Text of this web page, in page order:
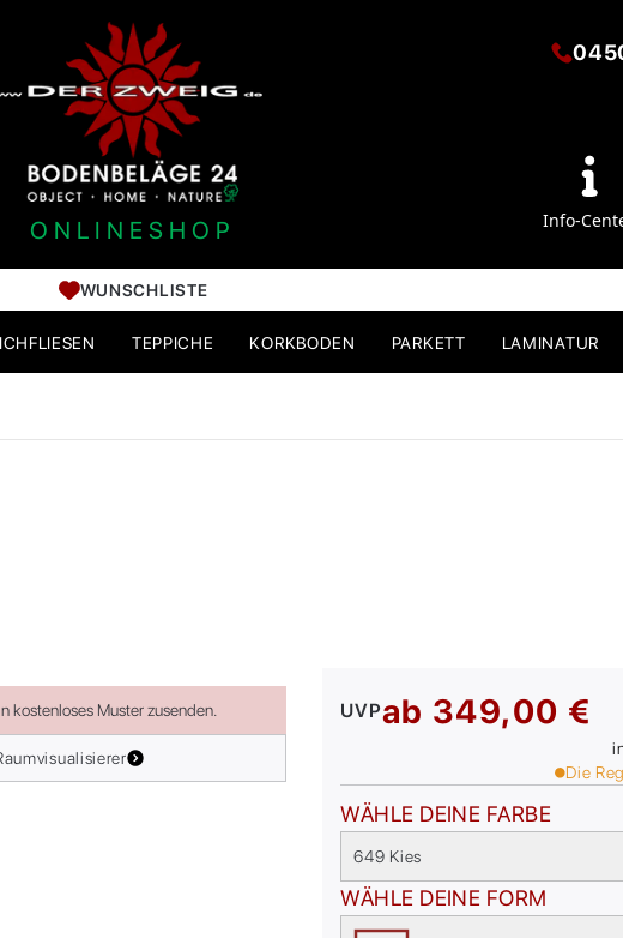
ONLINESHOP Info-
WUNSCHLISTE
TEPPICHE KORKBODEN PARKETT LAMINATUR
kostenloses Muster zusenden. UVPab 349,00 €
Die
WÄHLE DEINE FARBE
649 Kies
WÄHLE DEINE FORM